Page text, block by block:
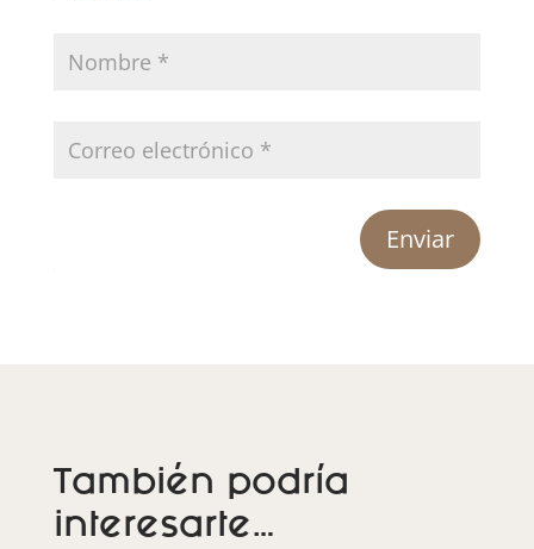
Enviar
También podría
interesarte…